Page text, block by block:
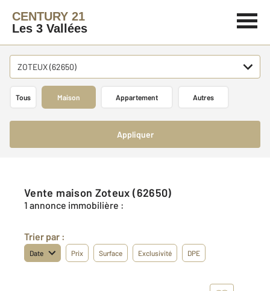
CENTURY 21
Les 3 Vallées
ZOTEUX (62650)
Tous Maison Appartement Autres
Appliquer
Vente maison Zoteux (62650)
1 annonce immobilière :
Trier par :
Date Prix Surface Exclusivité DPE